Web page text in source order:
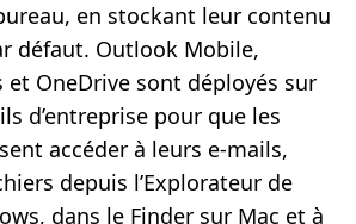
en stockant leur contenu
défaut. Outlook Mobile,
et OneDrive sont déployés sur
d’entreprise pour que les
accéder à leurs e-mails,
depuis l’Explorateur de
dans le Finder sur Mac et à